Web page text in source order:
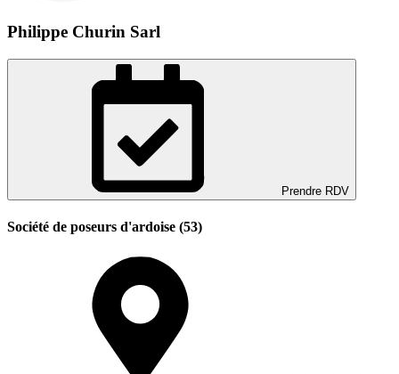
Philippe Churin Sarl
Prendre RDV
Société de poseurs d'ardoise (53)